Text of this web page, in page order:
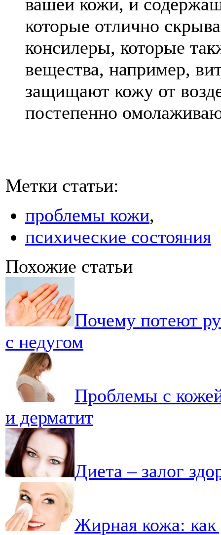
которые отлично
консилеры, которые
вещества, например,
защищают кожу от
постепенно
Метки статьи:
проблемы кожи,
психические состояния
Похожие статьи
Почему потеют
с недугом
Проблемы с
и дерматит
Диета – залог
Жирная кожа: как